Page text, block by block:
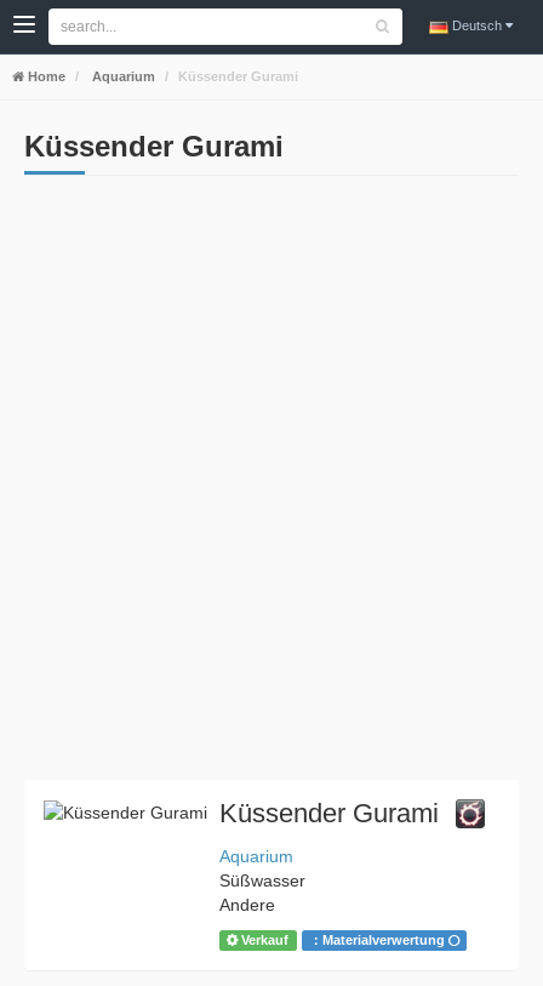
Deutsch
Home Aquarium Küssender Gurami
Küssender Gurami
Küssender Gurami
Aquarium
Süßwasser
Andere
Verkauf ：Materialverwertung